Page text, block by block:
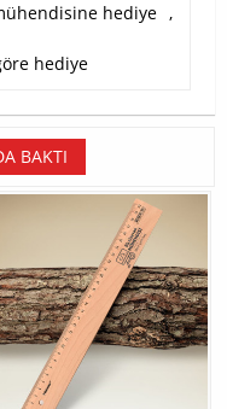
hediye ,
hediye
BAKTI